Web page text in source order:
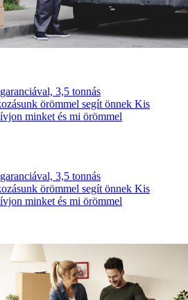
3,5 tonnás
örömmel segít önnek Kis
minket és mi örömmel
3,5 tonnás
örömmel segít önnek Kis
minket és mi örömmel